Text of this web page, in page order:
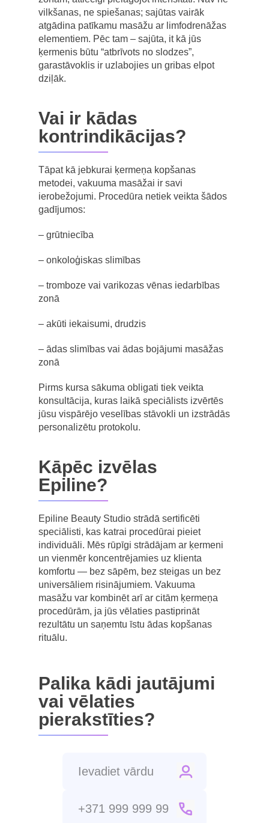
vilkšanas, ne spiešanas; sajūtas vairāk
atgādina patīkamu masāžu ar limfodrenāžas
elementiem. Pēc tam – sajūta, it kā jūs
ķermenis būtu “atbrīvots no slodzes”,
garastāvoklis ir uzlabojies un gribas elpot
dziļāk.
Vai ir kādas
kontrindikācijas?
Tāpat kā jebkurai ķermeņa kopšanas
metodei, vakuuma masāžai ir savi
ierobežojumi. Procedūra netiek veikta šādos
gadījumos:
– grūtniecība
– onkoloģiskas slimības
– tromboze vai varikozas vēnas iedarbības
zonā
– akūti iekaisumi, drudzis
– ādas slimības vai ādas bojājumi masāžas
zonā
Pirms kursa sākuma obligati tiek veikta
konsultācija, kuras laikā speciālists izvērtēs
jūsu vispārējo veselības stāvokli un izstrādās
personalizētu protokolu.
Kāpēc izvēlas
Epiline?
Epiline Beauty Studio strādā sertificēti
speciālisti, kas katrai procedūrai pieiet
individuāli. Mēs rūpīgi strādājam ar ķermeni
un vienmēr koncentrējamies uz klienta
komfortu — bez sāpēm, bez steigas un bez
universāliem risinājumiem. Vakuuma
masāžu var kombinēt arī ar citām ķermeņa
procedūrām, ja jūs vēlaties pastiprināt
rezultātu un saņemtu īstu ādas kopšanas
rituālu.
Palika kādi jautājumi
vai vēlaties
pierakstīties?